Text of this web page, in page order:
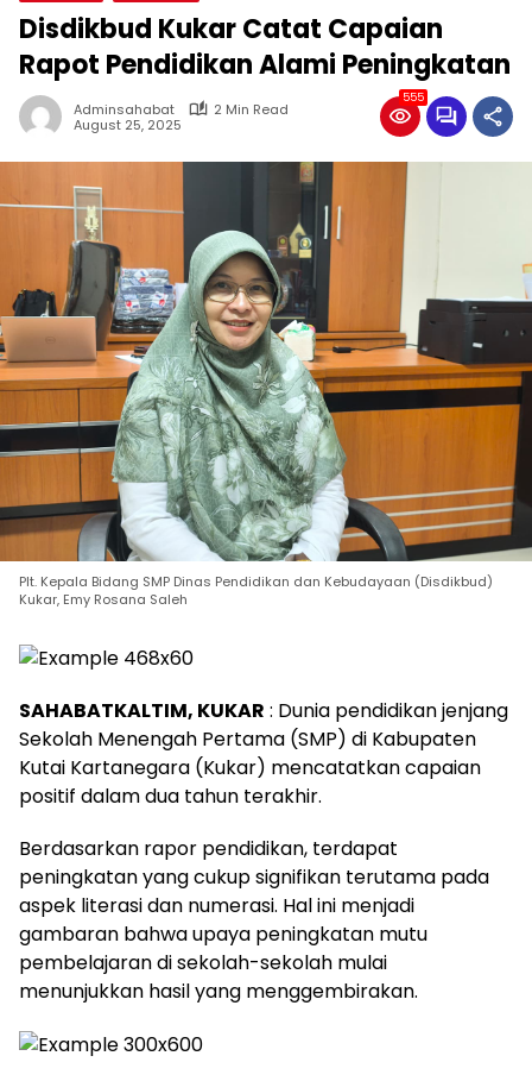
Disdikbud Kukar Catat Capaian
Rapot Pendidikan Alami Peningkatan
Adminsahabat
2 Min Read
August 25, 2025
555
Plt. Kepala Bidang SMP Dinas Pendidikan dan Kebudayaan (Disdikbud)
Kukar, Emy Rosana Saleh
SAHABATKALTIM, KUKAR : Dunia pendidikan jenjang
Sekolah Menengah Pertama (SMP) di Kabupaten
Kutai Kartanegara (Kukar) mencatatkan capaian
positif dalam dua tahun terakhir.
Berdasarkan rapor pendidikan, terdapat
peningkatan yang cukup signifikan terutama pada
aspek literasi dan numerasi. Hal ini menjadi
gambaran bahwa upaya peningkatan mutu
pembelajaran di sekolah-sekolah mulai
menunjukkan hasil yang menggembirakan.